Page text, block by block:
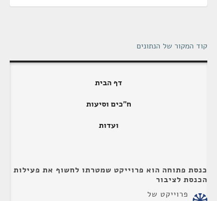
קוד המקור של הנתונים
דף הבית
ח"כים וסיעות
ועדות
כנסת פתוחה הוא פרוייקט שמטרתו לחשוף את פעילות
הכנסת לציבור
פרוייקט של